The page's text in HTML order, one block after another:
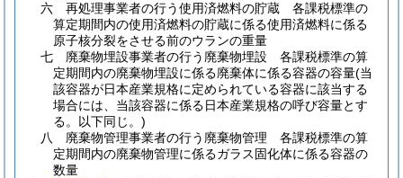
六
再処理事業者の行う使用済燃料の貯蔵 各課税標準の
算定期間内の使用済燃料の貯蔵に係る使用済燃料に係る
原子核分裂をさせる前のウランの重量
七
廃棄物埋設事業者の行う廃棄物埋設 各課税標準の算
定期間内の廃棄物埋設に係る廃棄体に係る容器の容量(当
該容器が日本産業規格に定められている容器に該当する
場合には、当該容器に係る日本産業規格の呼び容量とす
る。以下同じ。)
八
廃棄物管理事業者の行う廃棄物管理 各課税標準の算
定期間内の廃棄物管理に係るガラス固化体に係る容器の
数量